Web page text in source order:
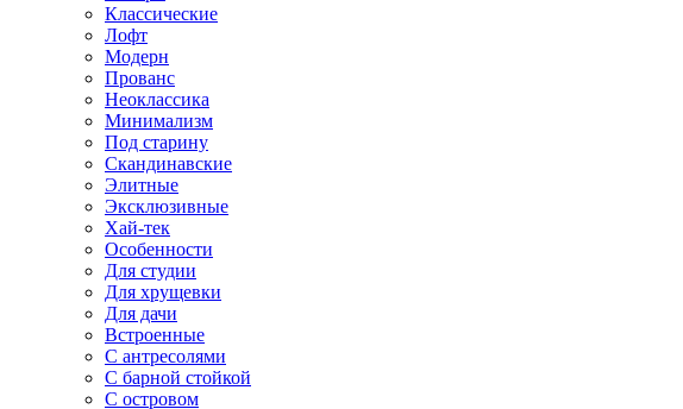
Классические
Лофт
Модерн
Прованс
Неоклассика
Минимализм
Под старину
Скандинавские
Элитные
Эксклюзивные
Хай-тек
Особенности
Для студии
Для хрущевки
Для дачи
Встроенные
С антресолями
С барной стойкой
С островом